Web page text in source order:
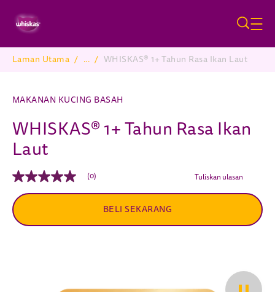
Breadcrumb
Laman Utama / ... / WHISKAS® 1+ Tahun Rasa Ikan Laut
MAKANAN KUCING BASAH
WHISKAS® 1+ Tahun Rasa Ikan
Laut
Tiada
nilai
penarafan
Pautan
halaman
(0) Tuliskan ulasan
BELI SEKARANG
Pause